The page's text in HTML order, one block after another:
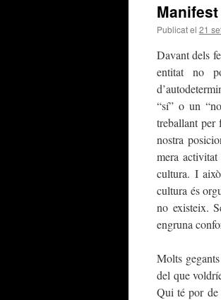
Publicat el 21
Davant dels
entitat no
“sí” o un
treballant per
nostra
mera
cultura. I
cultura és
no existeix.
engruna
Molts
del que
Qui té por de